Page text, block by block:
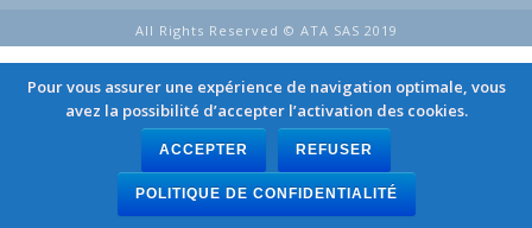
All Rights Reserved © ATA SAS 2019
Pour vous assurer une expérience de navigation optimale, vous
avez la possibilité d’accepter l’activation des cookies.
ACCEPTER REFUSER
POLITIQUE DE CONFIDENTIALITÉ